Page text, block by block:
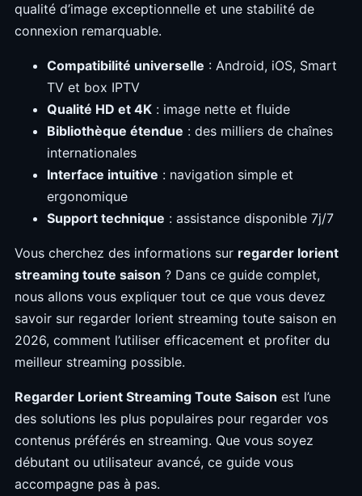
qualité d’image exceptionnelle et une stabilité de
connexion remarquable.
Compatibilité universelle : Android, iOS, Smart
TV et box IPTV
Qualité HD et 4K : image nette et fluide
Bibliothèque étendue : des milliers de chaînes
internationales
Interface intuitive : navigation simple et
ergonomique
Support technique : assistance disponible 7j/7
Vous cherchez des informations sur regarder lorient
streaming toute saison ? Dans ce guide complet,
nous allons vous expliquer tout ce que vous devez
savoir sur regarder lorient streaming toute saison en
2026, comment l’utiliser efficacement et profiter du
meilleur streaming possible.
Regarder Lorient Streaming Toute Saison est l’une
des solutions les plus populaires pour regarder vos
contenus préférés en streaming. Que vous soyez
débutant ou utilisateur avancé, ce guide vous
accompagne pas à pas.